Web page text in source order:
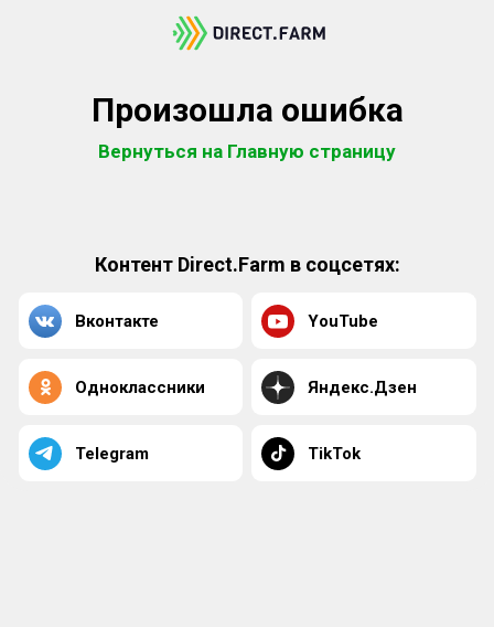
Произошла ошибка
Вернуться на Главную страницу
Контент Direct.Farm в соцсетях:
Вконтакте YouTube
Одноклассники Яндекс.Дзен
Telegram TikTok